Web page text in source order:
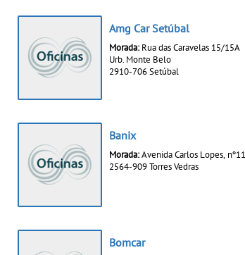
Amg Car Setúbal
Morada: Rua das Caravelas 15/15A
Urb. Monte Belo
2910-706 Setúbal
Banix
Morada:Avenida Carlos Lopes, nº11
2564-909 Torres Vedras
Bomcar